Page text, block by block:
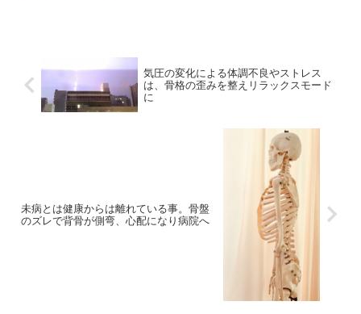
気圧の変化による体調不良やストレス
は、骨格の歪みを整えリラックスモード
に
未病とは健康からは離れている事。骨盤
のズレで背骨が側弯、心配になり病院へ